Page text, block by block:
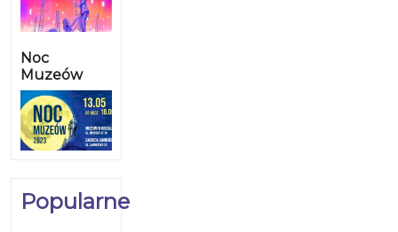
Noc
Muzeów
Popularne